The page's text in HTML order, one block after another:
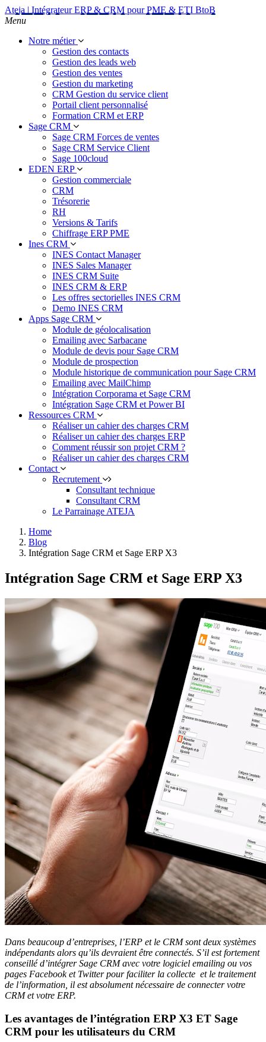
Ateja | Intégrateur ERP & CRM pour PME & ETI BtoB
Menu
Notre métier
Gestion des contacts
Gestion des leads web
Gestion des ventes
Gestion du marketing
CRM Gestion du service client
Portail client personnalisé
Formation CRM et ERP
Sage CRM
Sage CRM Forces de ventes
Sage CRM Service Client
Sage 100cloud
EDEN ERP
Gestion commerciale
CRM
Trésorerie
RH
Versions & Tarifs
Chiffrage ERP PME
Ines CRM
INES Contact Manager
INES Sales Manager
INES CRM Suite
INES CRM & ERP
Les offres sectorielles INES CRM
Demo INES CRM
Apps Sage CRM
Module de géolocalisation
Emailing avec Sarbacane
Module de devis pour Sage CRM
Module de prospection
Module historique de communication pour Sage CRM
Emailing avec MailChimp
Intégration Corporama et Sage CRM
Intégration Sage CRM et Power BI
Ressources CRM
Réaliser un cahier des charges CRM
Réaliser un cahier des charges ERP
Comment réussir son projet CRM ?
Réaliser un cahier des charges CRM
Contact
Recrutement
Consultant technique
Consultant CRM
Le Parrainage ATEJA
Home
Blog
Intégration Sage CRM et Sage ERP X3
Intégration Sage CRM et Sage ERP X3
Dans beaucoup d’entreprises, l’ERP et le CRM sont deux systèmes
indépendants alors qu’ils devraient être connectés. S’il est fortement
conseillé d’intégrer Sage CRM avec votre logiciel emailing ou vos
pages Facebook et Twitter pour faciliter la collecte et le traitement
de l’information, il est absolument nécessaire de connecter votre
CRM et votre ERP.
Les avantages de l’intégration ERP X3 ET Sage
CRM pour les utilisateurs du CRM